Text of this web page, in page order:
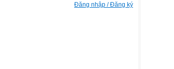
Đăng nhập / Đăng ký